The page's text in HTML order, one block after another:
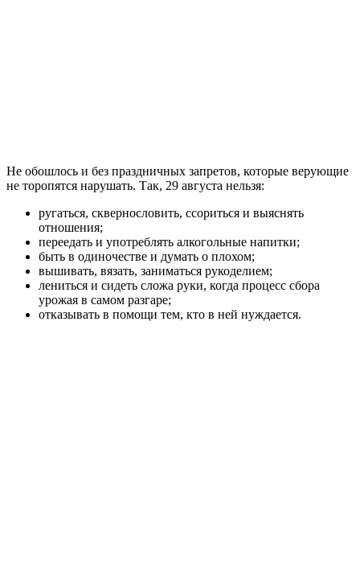
Не обошлось и без праздничных запретов, которые верующие
не торопятся нарушать. Так, 29 августа нельзя:
ругаться, сквернословить, ссориться и выяснять
отношения;
переедать и употреблять алкогольные напитки;
быть в одиночестве и думать о плохом;
вышивать, вязать, заниматься рукоделием;
лениться и сидеть сложа руки, когда процесс сбора
урожая в самом разгаре;
отказывать в помощи тем, кто в ней нуждается.